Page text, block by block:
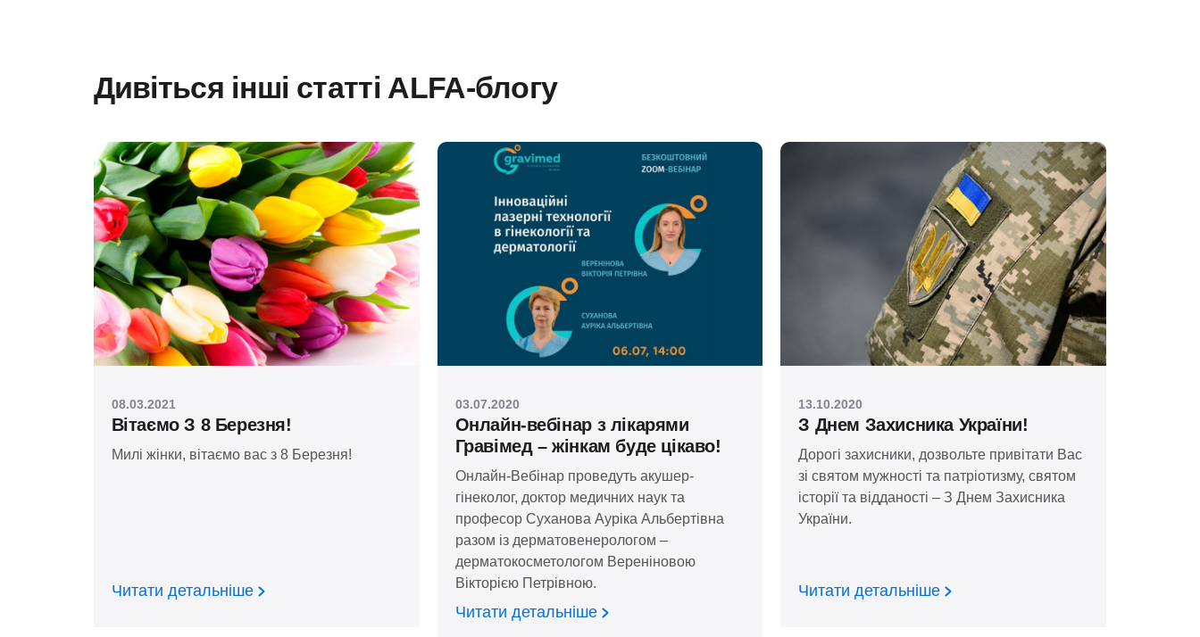
Дивіться інші статті ALFA-блогу
08.03.2021
Вітаємо З 8 Березня!
Милі жінки, вітаємо вас з 8 Березня!
Читати детальніше
03.07.2020
Онлайн-вебінар з лікарями
Гравімед – жінкам буде цікаво!
Онлайн-Вебінар проведуть акушер-
гінеколог, доктор медичних наук та
професор Суханова Ауріка Альбертівна
разом із дерматовенерологом –
дерматокосметологом Вереніновою
Вікторією Петрівною.
Читати детальніше
13.10.2020
З Днем Захисника України!
Дорогі захисники, дозвольте привітати Вас
зі святом мужності та патріотизму, святом
історії та відданості – З Днем Захисника
України.
Читати детальніше